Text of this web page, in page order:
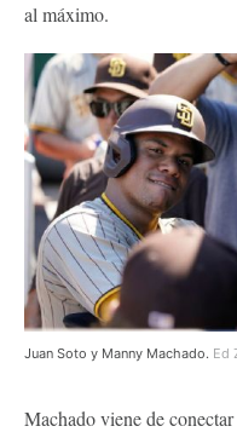
al máximo.
Juan Soto y Manny Machado. Ed
Machado viene de